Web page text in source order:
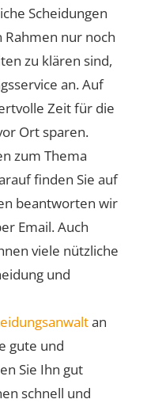
Scheidungen
nur noch
zu klären sind,
an. Auf
Zeit für die
Ort sparen.
zum Thema
finden Sie auf
beantworten wir
Email. Auch
viele nützliche
und
an
gute und
Sie Ihn gut
schnell und